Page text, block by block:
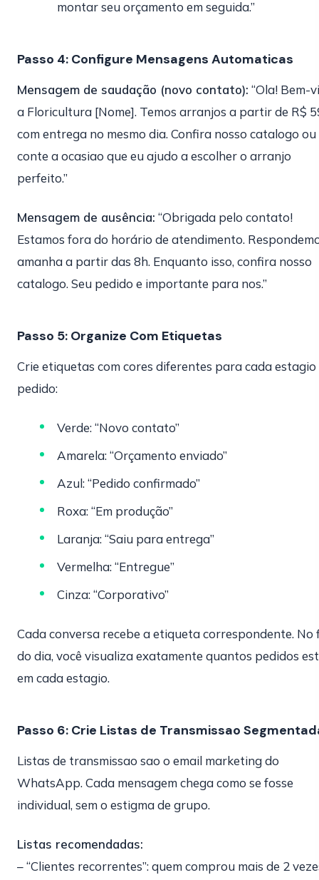
montar seu orçamento em seguida.”
Passo 4: Configure Mensagens Automaticas
Mensagem de saudação (novo contato): “Ola! Bem-
a Floricultura [Nome]. Temos arranjos a partir de R$
com entrega no mesmo dia. Confira nosso catalogo ou
conte a ocasiao que eu ajudo a escolher o arranjo
perfeito.”
Mensagem de ausência: “Obrigada pelo contato!
Estamos fora do horário de atendimento.
amanha a partir das 8h. Enquanto isso, confira nosso
catalogo. Seu pedido e importante para nos.”
Passo 5: Organize Com Etiquetas
Crie etiquetas com cores diferentes para cada estagio
pedido:
Verde: “Novo contato”
Amarela: “Orçamento enviado”
Azul: “Pedido confirmado”
Roxa: “Em produção”
Laranja: “Saiu para entrega”
Vermelha: “Entregue”
Cinza: “Corporativo”
Cada conversa recebe a etiqueta correspondente. No
do dia, você visualiza exatamente quantos pedidos
em cada estagio.
Passo 6: Crie Listas de Transmissao
Listas de transmissao sao o email marketing do
WhatsApp. Cada mensagem chega como se fosse
individual, sem o estigma de grupo.
Listas recomendadas:
– “Clientes recorrentes”: quem comprou mais de 2